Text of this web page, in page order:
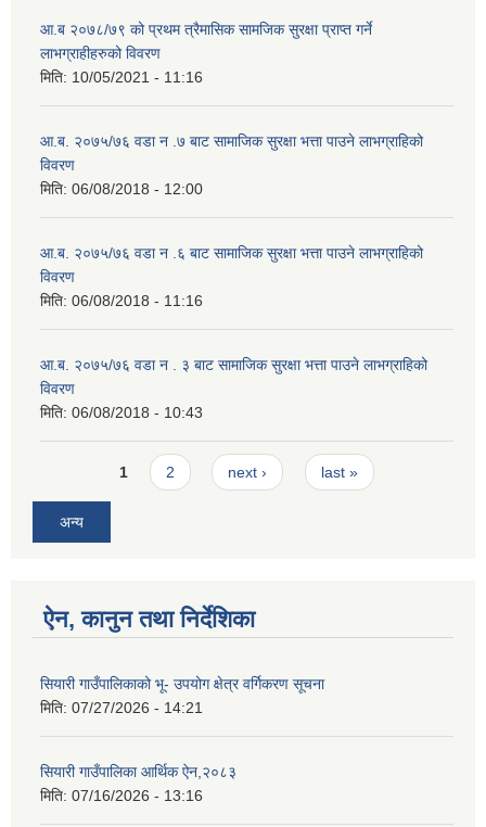
आ.ब २०७८/७९ को प्रथम त्रैमासिक सामजिक सुरक्षा प्राप्त गर्ने
लाभग्राहीहरुको विवरण
मिति: 10/05/2021 - 11:16
आ.ब. २०७५/७६ वडा न .७ बाट सामाजिक सुरक्षा भत्ता पाउने लाभग्राहिको
विवरण
मिति: 06/08/2018 - 12:00
आ.ब. २०७५/७६ वडा न .६ बाट सामाजिक सुरक्षा भत्ता पाउने लाभग्राहिको
विवरण
मिति: 06/08/2018 - 11:16
आ.ब. २०७५/७६ वडा न . ३ बाट सामाजिक सुरक्षा भत्ता पाउने लाभग्राहिको
विवरण
मिति: 06/08/2018 - 10:43
Pages1 2 next › last »
अन्य
ऐन, कानुन तथा निर्देशिका
सियारी गाउँपालिकाको भू- उपयोग क्षेत्र वर्गिकरण सूचना
मिति: 07/27/2026 - 14:21
सियारी गाउँपालिका आर्थिक ऐन,२०८३
मिति: 07/16/2026 - 13:16